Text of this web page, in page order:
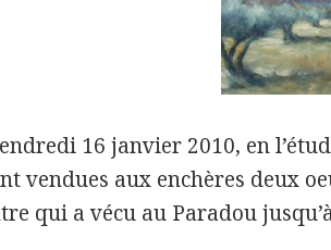
16 janvier 2010, en
vendues aux enchères deux
qui a vécu au Paradou